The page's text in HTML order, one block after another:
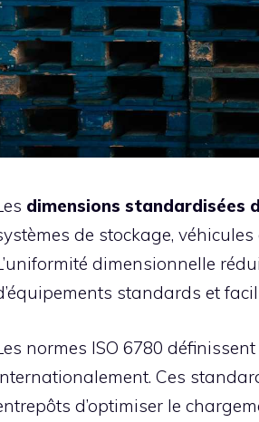
dimensions standardisées
de stockage,
dimensionnelle
standards et
normes ISO 6780
Ces
d’optimiser le